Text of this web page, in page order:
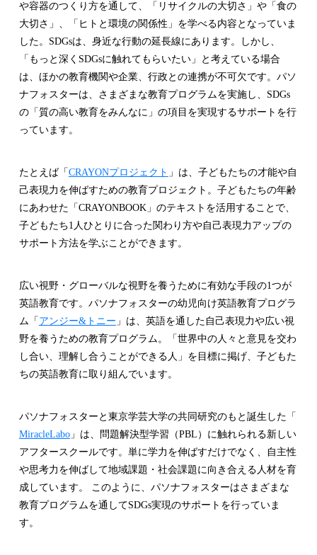
や容器のつくり方を通して、「リサイクルの大切さ」や「食の
大切さ」、「ヒトと環境の関係性」を学べる内容となっていま
した。SDGsは、身近な行動の延長線にあります。しかし、
「もっと深くSDGsに触れてもらいたい」と考えている場合
は、ほかの教育機関や企業、行政との連携が不可欠です。パソ
ナフォスターは、さまざまな教育プログラムを実施し、SDGs
の「質の高い教育をみんなに」の項目を実現するサポートを行
っています。
たとえば「 CRAYONプロジェクト 」は、子どもたちの才能や自
己表現力を伸ばすための教育プロジェクト。子どもたちの年齢
にあわせた「CRAYONBOOK」のテキストを活用することで、
子どもたち1人ひとりに合った関わり方や自己表現力アップの
サポート方法を学ぶことができます。
広い視野・グローバルな視野を養うために有効な手段の1つが
英語教育です。パソナフォスターの幼児向け英語教育プログラ
ム「 アンジー&トニー 」は、英語を通した自己表現力や広い視
野を養うための教育プログラム。「世界中の人々と意見を交わ
し合い、理解し合うことができる人」を目標に掲げ、子どもた
ちの英語教育に取り組んでいます。
パソナフォスターと東京学芸大学の共同研究のもと誕生した「
MiracleLabo」は、問題解決型学習（PBL）に触れられる新しい
アフタースクールです。単に学力を伸ばすだけでなく、自主性
や思考力を伸ばして地域課題・社会課題に向き合える人材を育
成しています。 このように、パソナフォスターはさまざまな
教育プログラムを通してSDGs実現のサポートを行っていま
す。